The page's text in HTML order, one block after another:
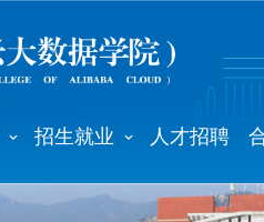
招生就业 人才招聘